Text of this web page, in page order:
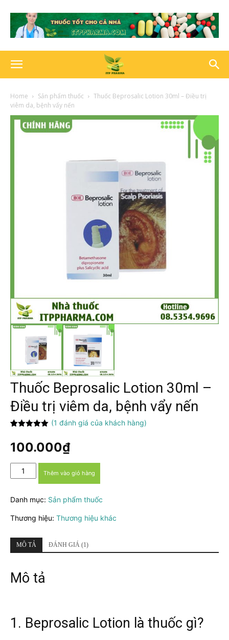
Home Sản phẩm thuốc
Thuốc Beprosalic Lotion 30ml – Điều trị
viêm da, bệnh vẩy nến
Thuốc Beprosalic Lotion 30ml –
Điều trị viêm da, bệnh vẩy nến
dựa trên
đánh giá
(1 đánh giá của khách hàng)
100.000₫
Thuốc
Beprosalic
30ml
Điều
viêm
da,
vẩy
Thêm vào giỏ hàng
Danh mục: Sản phẩm thuốc
Thương hiệu: Thương hiệu khác
MÔ TẢ ĐÁNH GIÁ (1)
Mô tả
1. Beprosalic Lotion là thuốc gì?